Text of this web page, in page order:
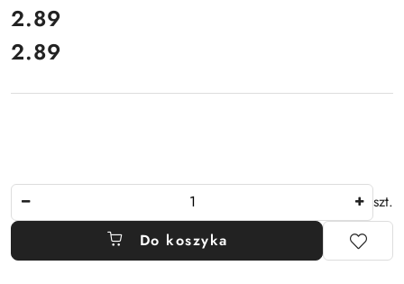
cena:
2.89
Cena:
2.89
szt.
Do koszyka